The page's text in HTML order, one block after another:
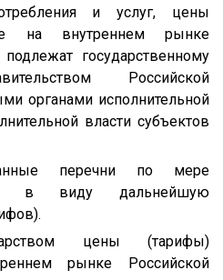
и услуг, цены
на внутреннем рынке
государственному
Российской
органами исполнительной
власти субъектов
перечни по мере
в виду дальнейшую
цены (тарифы)
рынке Российской